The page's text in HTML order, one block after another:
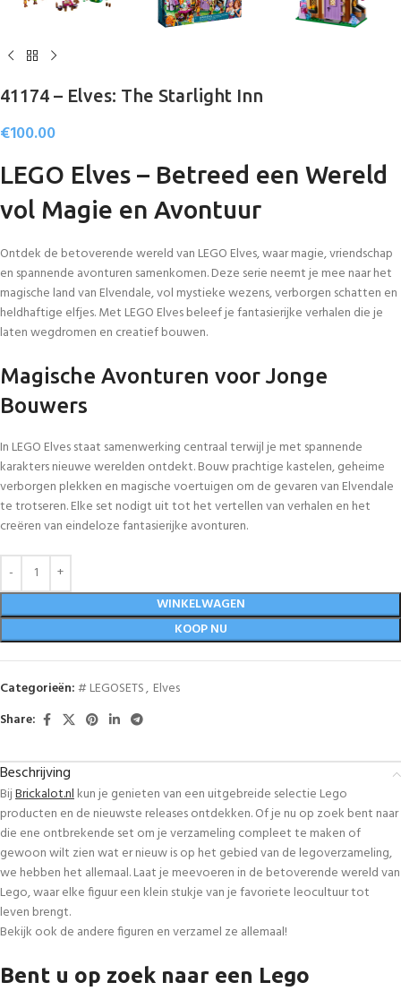
41174 – Elves: The Starlight Inn
€100.00
LEGO Elves – Betreed een Wereld
vol Magie en Avontuur
Ontdek de betoverende wereld van LEGO Elves, waar magie, vriendschap
en spannende avonturen samenkomen. Deze serie neemt je mee naar het
magische land van Elvendale, vol mystieke wezens, verborgen schatten en
heldhaftige elfjes. Met LEGO Elves beleef je fantasierijke verhalen die je
laten wegdromen en creatief bouwen.
Magische Avonturen voor Jonge
Bouwers
In LEGO Elves staat samenwerking centraal terwijl je met spannende
karakters nieuwe werelden ontdekt. Bouw prachtige kastelen, geheime
verborgen plekken en magische voertuigen om de gevaren van Elvendale
te trotseren. Elke set nodigt uit tot het vertellen van verhalen en het
creëren van eindeloze fantasierijke avonturen.
WINKELWAGEN
KOOP NU
Categorieën:# LEGOSETS, Elves
Share:
Beschrijving
BijBrickalot.nlkun je genieten van een uitgebreide selectie Lego
producten en de nieuwste releases ontdekken. Of je nu op zoek bent naar
die ene ontbrekende set om je verzameling compleet te maken of
gewoon wilt zien wat er nieuw is op het gebied van de legoverzameling,
we hebben het allemaal. Laat je meevoeren in de betoverende wereld van
Lego, waar elke figuur een klein stukje van je favoriete leocultuur tot
leven brengt.
Bekijk ook de andere figuren en verzamel ze allemaal!
Bent u op zoek naar een Lego